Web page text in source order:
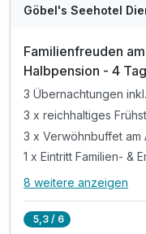
WAR
202
Göbel's Seehotel
Familienfreuden
Halbpension - 4
3 Übernachtungen
3 x reichhaltiges
3 x Verwöhnbuffet
1 x Eintritt Familien- &
Alle
8 weitere anzeigen
5,3 / 6